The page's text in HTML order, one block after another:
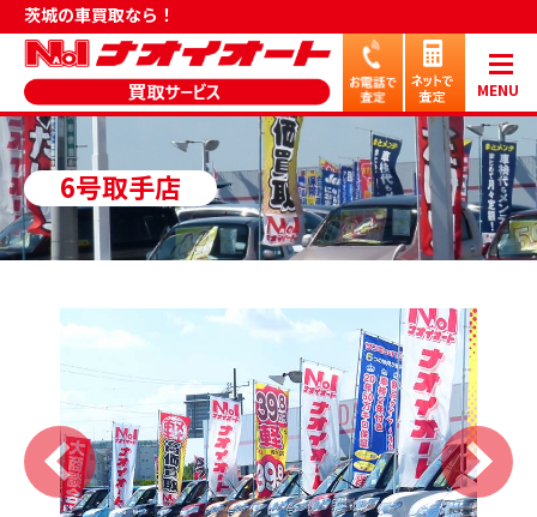
茨城の車買取なら！
MENU
6号取手店